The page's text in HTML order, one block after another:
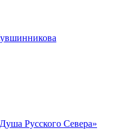
Русского Севера»